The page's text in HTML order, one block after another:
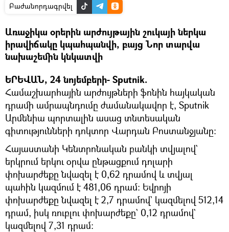
Բաժանորդագրվել
Առաջիկա օրերին արժույթային շուկայի ներկա
իրավիճակը կպահպանվի, բայց Նոր տարվա
նախաշեմին կնկատվի
ԵՐԵՎԱՆ, 24 նոյեմբերի- Sputnik.
Համաշխարհային արժույթների ֆոնին հայկական
դրամի ամրապնդումը ժամանակավոր է, Sputnik
Արմենիա պորտալին ասաց տնտեսական
գիտությունների դոկտոր Վարդան Բոստանջյանը։
Հայաստանի Կենտրոնական բանկի տվյալով`
երկրում երկու օրվա ընթացքում դոլարի
փոխարժեքը նվազել է 0,62 դրամով և տվյալ
պահին կազմում է 481,06 դրամ։ Եվրոյի
փոխարժեքը նվազել է 2,7 դրամով` կազմելով 512,14
դրամ, իսկ ռուբլու փոխարժեքը` 0,12 դրամով`
կազմելով 7,31 դրամ։